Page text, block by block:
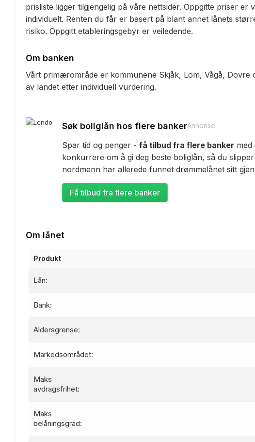
prisliste ligger tilgjengelig på våre nettsider. Oppgitte priser er
individuelt. Renten du får er basert på blant annet lånets
risiko. Oppgitt etableringsgebyr er veiledende.
Om banken
Vårt primærområde er kommunene Skjåk, Lom, Vågå, Dovre
av landet etter individuell vurdering.
Søk boliglån hos flere bankerAnnonse
Spar tid og penger -få tilbud fra flere banker med
konkurrere om å gi deg beste boliglån, så du
nordmenn har allerede funnet drømmelånet sitt
Få tilbud fra flere banker
Om lånet
Produkt
Lån:
Bank:
Aldersgrense:
Markedsområdet:
Maks
avdragsfrihet:
Maks
belåningsgrad: